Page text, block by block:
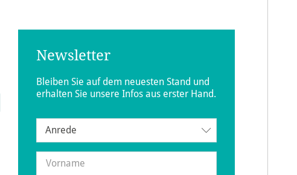
Newsletter
Bleiben Sie auf dem neuesten Stand und
erhalten Sie unsere Infos aus erster Hand.
Anrede
Anrede